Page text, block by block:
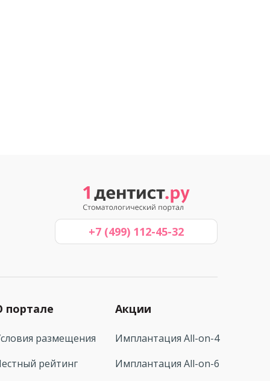
+7 (499) 112-45-32
портале
размещения
рейтинг
Акции
Имплантация All-on-4
Имплантация All-on-6